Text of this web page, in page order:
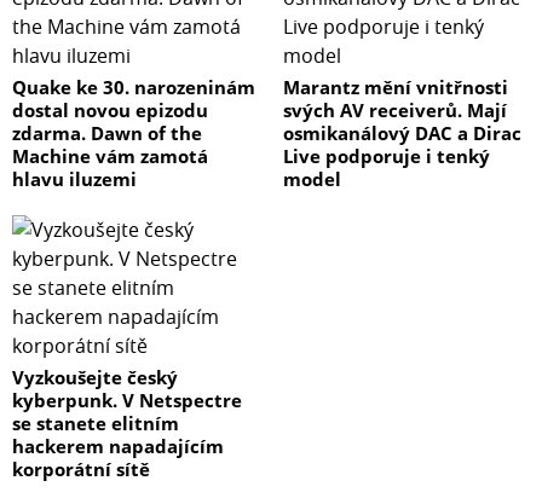
Quake ke 30. narozeninám
dostal novou epizodu
zdarma. Dawn of the
Machine vám zamotá
hlavu iluzemi
Marantz mění vnitřnosti
svých AV receiverů. Mají
osmikanálový DAC a Dirac
Live podporuje i tenký
model
Vyzkoušejte český
kyberpunk. V Netspectre
se stanete elitním
hackerem napadajícím
korporátní sítě